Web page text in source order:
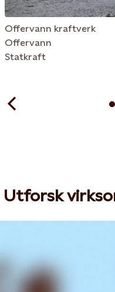
Offervann kraftverk
Offervann
Statkraft
Utforsk